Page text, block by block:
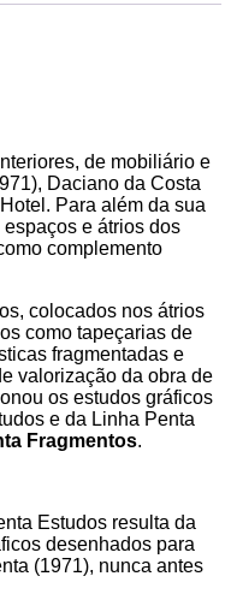
de mobiliário e
Daciano da Costa
Para além da sua
e átrios dos
complemento
colocados nos átrios
como tapeçarias de
fragmentadas e
valorização da obra de
os estudos gráficos
e da Linha Penta
Fragmentos.
Estudos resulta da
desenhados para
(1971), nunca antes